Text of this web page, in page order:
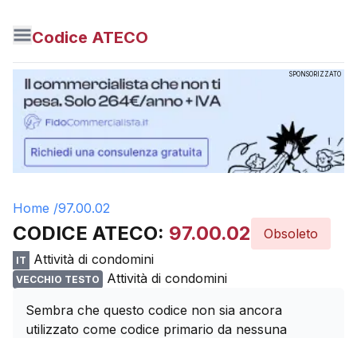
Codice ATECO
SPONSORIZZATO
Home /97.00.02
CODICE ATECO: 97.00.02 Obsoleto
IT Attività di condomini
VECCHIO TESTO
Attività di condomini
Sembra che questo codice non sia ancora
utilizzato come codice primario da nessuna